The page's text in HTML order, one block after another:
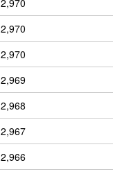
2,970
2,970
2,969
2,968
2,967
2,966